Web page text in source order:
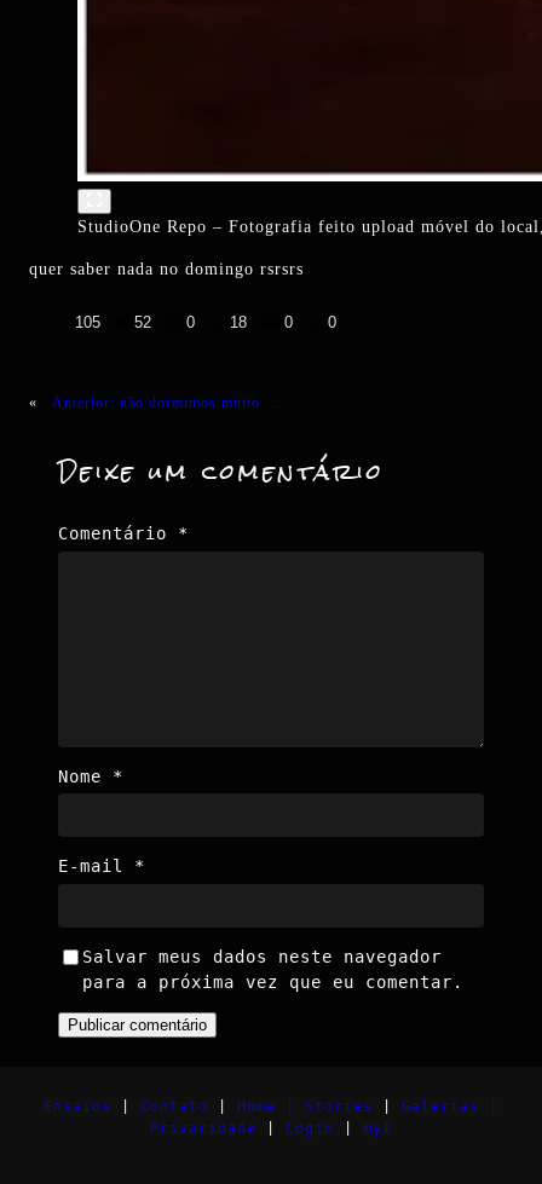
StudioOne Repo – Fotografia feito upload móvel do
quer saber nada no domingo rsrsrs
105 52 0 18 0 0
« Anterior: não dormimos muito ….
Deixe um comentário
Comentário *
Nome *
E-mail *
Salvar meus dados neste navegador
para a próxima vez que eu comentar.
Ensaios Contato Home | Stories
Galerias |
Privacidade
Login myI